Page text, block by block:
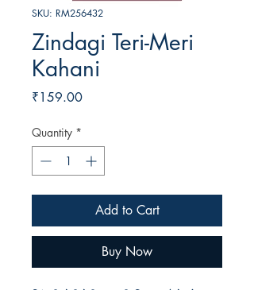
SKU: RM256432
Zindagi Teri-Meri
Kahani
₹159.00Price
Quantity *
Add to Cart
Buy Now